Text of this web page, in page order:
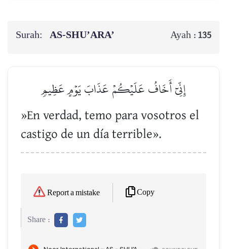
Surah: AS-SHU’ARA’ Ayah : 135
إِنِّيٓ أَخَافُ عَلَيۡكُمۡ عَذَابَ يَوۡمٍ عَظِيمٖ
»En verdad, temo para vosotros el
castigo de un día terrible».
Report a mistake Copy
Share :